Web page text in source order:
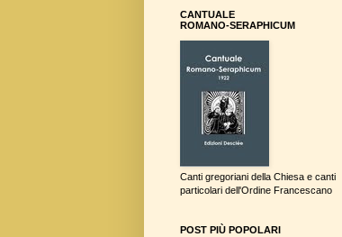
CANTUALE
ROMANO-SERAPHICUM
Canti gregoriani della Chiesa e canti
particolari dell'Ordine Francescano
POST PIÙ POPOLARI